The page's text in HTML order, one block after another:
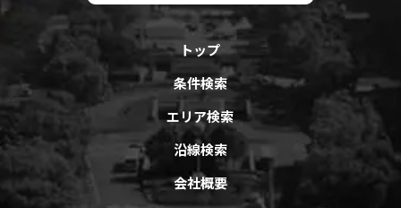
トップ
条件検索
エリア検索
沿線検索
会社概要